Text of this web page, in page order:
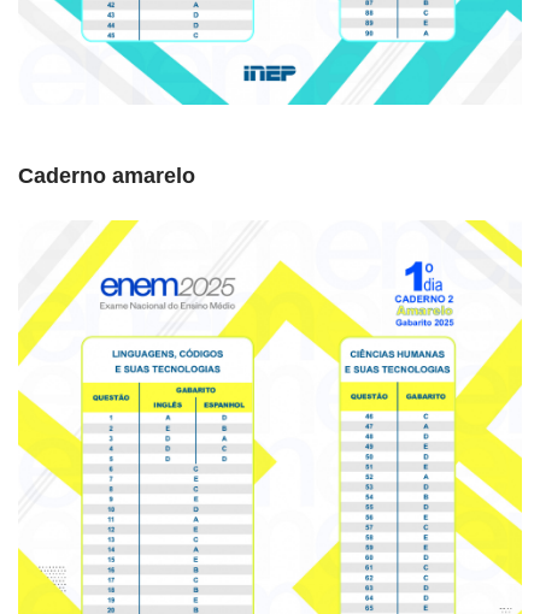
Caderno amarelo